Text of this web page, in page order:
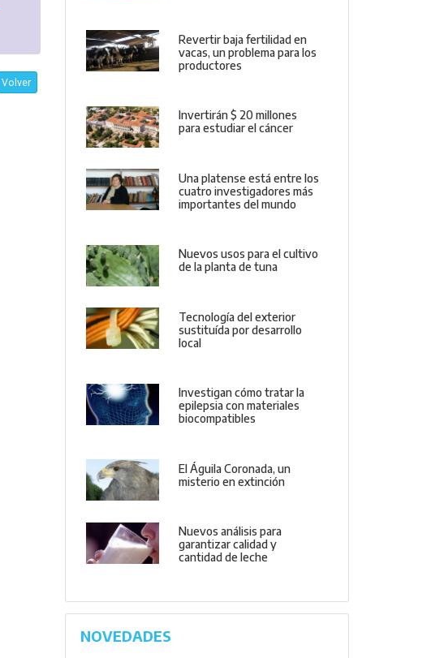
Volver
Revertir baja fertilidad en
vacas, un problema para los
productores
Invertirán $ 20 millones
para estudiar el cáncer
Una platense está entre los
cuatro investigadores más
importantes del mundo
Nuevos usos para el cultivo
de la planta de tuna
Tecnología del exterior
sustituída por desarrollo
local
Investigan cómo tratar la
epilepsia con materiales
biocompatibles
El Águila Coronada, un
misterio en extinción
Nuevos análisis para
garantizar calidad y
cantidad de leche
NOVEDADES